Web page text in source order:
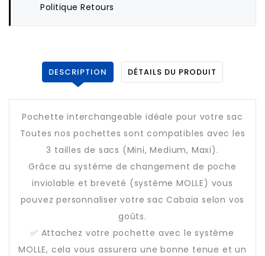
Politique Retours
DESCRIPTION DÉTAILS DU PRODUIT
Pochette interchangeable idéale pour votre sac
Toutes nos pochettes sont compatibles avec les
3 tailles de sacs (Mini, Medium, Maxi).
Grâce au système de changement de poche
inviolable et breveté (système MOLLE) vous
pouvez personnaliser votre sac Cabaïa selon vos
goûts.
✅ Attachez votre pochette avec le système
MOLLE, cela vous assurera une bonne tenue et un